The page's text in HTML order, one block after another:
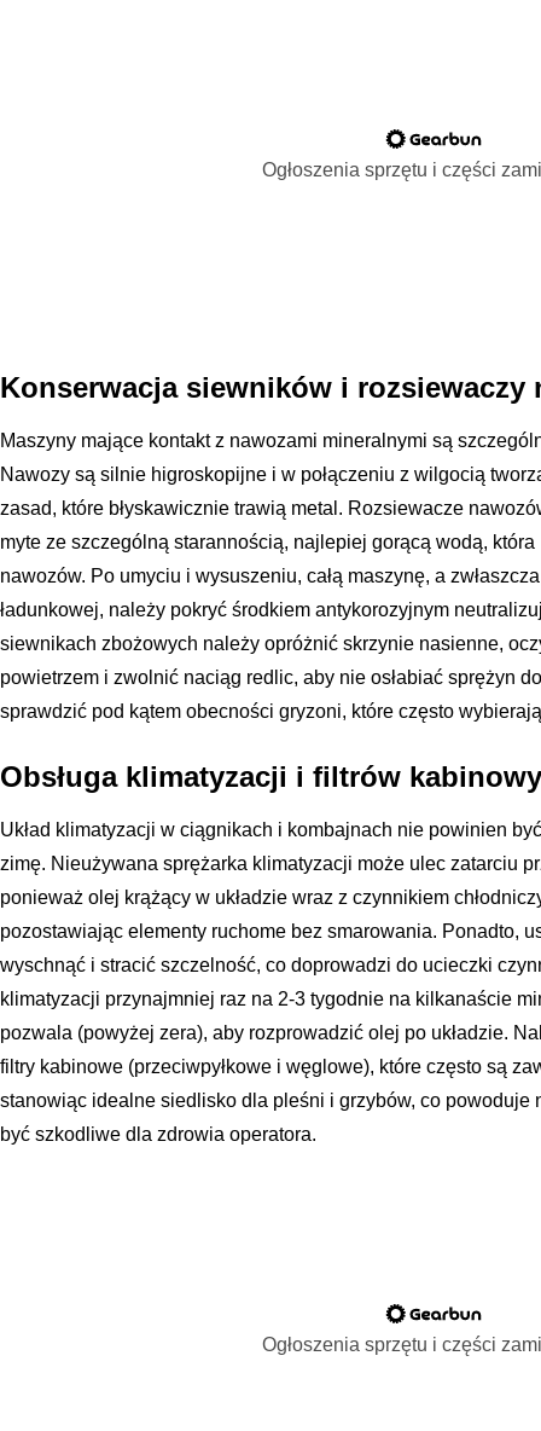
Ogłoszenia sprzętu i części
Konserwacja siewników i rozsiewaczy
Maszyny mające kontakt z nawozami mineralnymi są
Nawozy są silnie higroskopijne i w połączeniu z wilgocią
zasad, które błyskawicznie trawią metal. Rozsiewacze
myte ze szczególną starannością, najlepiej gorącą wodą,
nawozów. Po umyciu i wysuszeniu, całą maszynę, a
ładunkowej, należy pokryć środkiem antykorozyjnym
siewnikach zbożowych należy opróżnić skrzynie nasienne,
powietrzem i zwolnić naciąg redlic, aby nie osłabiać sprężyn
sprawdzić pod kątem obecności gryzoni, które często
Obsługa klimatyzacji i filtrów
Układ klimatyzacji w ciągnikach i kombajnach nie powinien
zimę. Nieużywana sprężarka klimatyzacji może ulec zatarciu
ponieważ olej krążący w układzie wraz z czynnikiem
pozostawiając elementy ruchome bez smarowania. Ponadto,
wyschnąć i stracić szczelność, co doprowadzi do ucieczki
klimatyzacji przynajmniej raz na 2-3 tygodnie na kilkanaście
pozwala (powyżej zera), aby rozprowadzić olej po układzie.
filtry kabinowe (przeciwpyłkowe i węglowe), które często są
stanowiąc idealne siedlisko dla pleśni i grzybów, co powoduje
być szkodliwe dla zdrowia operatora.
Ogłoszenia sprzętu i części